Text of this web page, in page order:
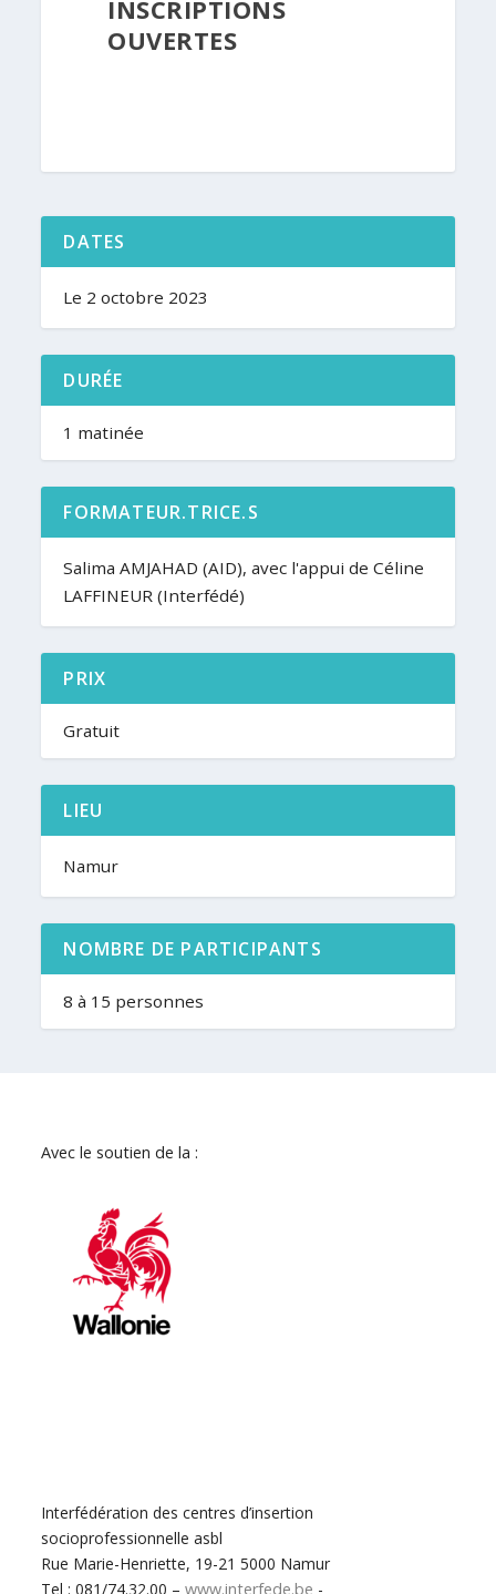
INSCRIPTIONS
OUVERTES
DATES
Le 2 octobre 2023
DURÉE
1 matinée
FORMATEUR.TRICE.S
Salima AMJAHAD (AID), avec l'appui de Céline
LAFFINEUR (Interfédé)
PRIX
Gratuit
LIEU
Namur
NOMBRE DE PARTICIPANTS
8 à 15 personnes
Avec le soutien de la :
Interfédération des centres d’insertion
socioprofessionnelle asbl
Rue Marie-Henriette, 19-21 5000 Namur
Tel : 081/74.32.00 –www.interfede.be -